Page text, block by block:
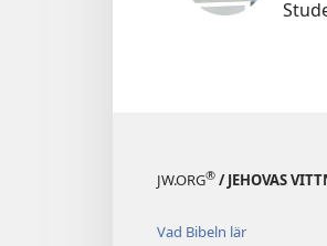
JW.ORG® / JEHOVAS
Vad Bibeln lär